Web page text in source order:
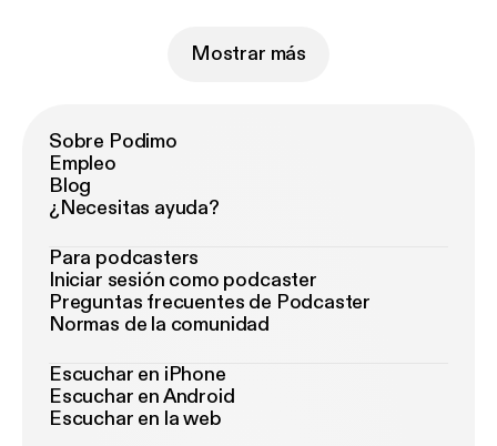
Mostrar más
Sobre Podimo
Empleo
Blog
¿Necesitas ayuda?
Para podcasters
Iniciar sesión como podcaster
Preguntas frecuentes de Podcaster
Normas de la comunidad
Escuchar en iPhone
Escuchar en Android
Escuchar en la web